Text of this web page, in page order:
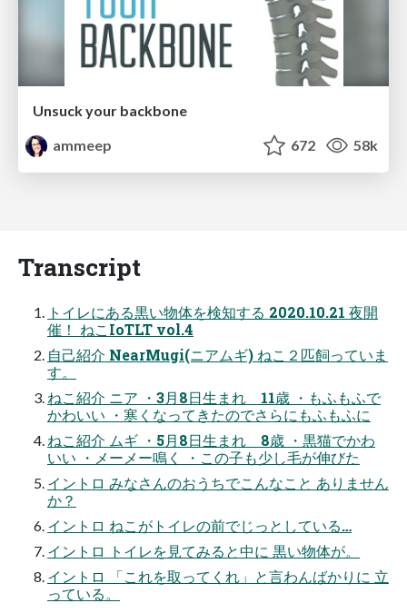
Unsuck your backbone
ammeep
672 58k
Transcript
トイレにある黒い物体を検知する 2020.10.21 夜開
催！ ねこIoTLT vol.4
自己紹介 NearMugi(ニアムギ) ねこ２匹飼っていま
す。
ねこ紹介 ニア ・3月8日生まれ 11歳 ・もふもふで
かわいい ・寒くなってきたのでさらにもふもふに
ねこ紹介 ムギ ・5月8日生まれ 8歳 ・黒猫でかわ
いい ・メーメー鳴く ・この子も少し毛が伸びた
イントロ みなさんのおうちでこんなこと ありません
か？
イントロ ねこがトイレの前でじっとしている…
イントロ トイレを見てみると中に 黒い物体が。
イントロ 「これを取ってくれ」と言わんばかりに 立
っている。